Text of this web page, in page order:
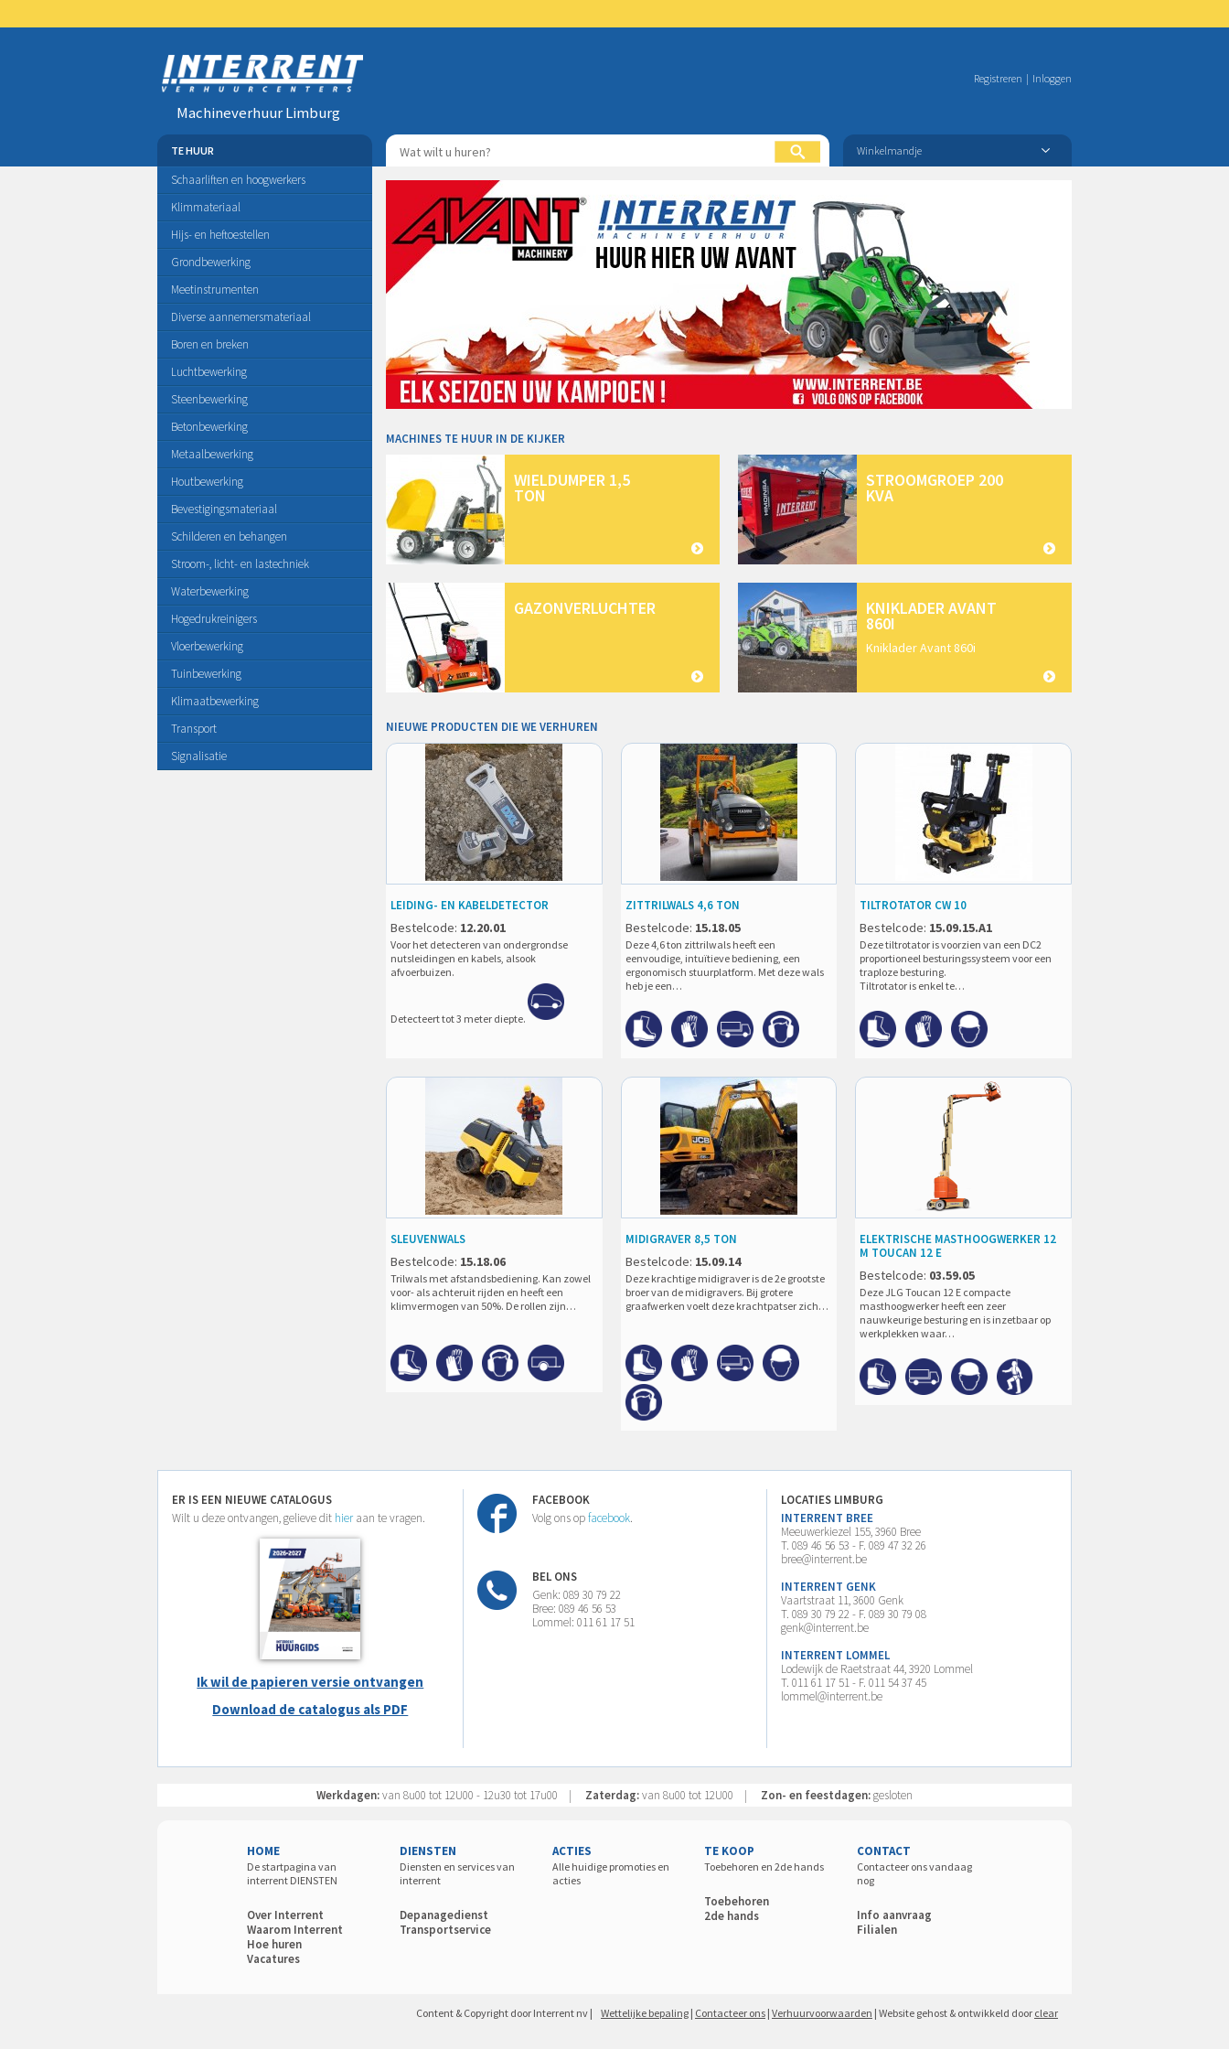
Machineverhuur Limburg
Registreren | Inloggen
TE HUUR Winkelmandje
Schaarliften en hoogwerkers
Klimmateriaal
Hijs- en heftoestellen
Grondbewerking
Meetinstrumenten
Diverse aannemersmateriaal
Boren en breken
Luchtbewerking
Steenbewerking
Betonbewerking
Metaalbewerking
Houtbewerking
Bevestigingsmateriaal
Schilderen en behangen
Stroom-, licht- en lastechniek
Waterbewerking
Hogedrukreinigers
Vloerbewerking
Tuinbewerking
Klimaatbewerking
Transport
Signalisatie
MACHINES TE HUUR IN DE KIJKER
WIELDUMPER 1,5
TON
STROOMGROEP 200
KVA
GAZONVERLUCHTER KNIKLADER AVANT
860I
Kniklader Avant 860i
NIEUWE PRODUCTEN DIE WE VERHUREN
LEIDING- EN KABELDETECTOR
Bestelcode: 12.20.01
Voor het detecteren van ondergrondse
nutsleidingen en kabels, alsook
afvoerbuizen.
Detecteert tot 3 meter diepte.
ZITTRILWALS 4,6 TON
Bestelcode: 15.18.05
Deze 4,6 ton zittrilwals heeft een
eenvoudige, intuïtieve bediening, een
ergonomisch stuurplatform. Met deze wals
heb je een…
TILTROTATOR CW 10
Bestelcode: 15.09.15.A1
Deze tiltrotator is voorzien van een DC2
proportioneel besturingssysteem voor een
traploze besturing.
Tiltrotator is enkel te…
SLEUVENWALS
Bestelcode: 15.18.06
Trilwals met afstandsbediening. Kan zowel
voor- als achteruit rijden en heeft een
klimvermogen van 50%. De rollen zijn…
MIDIGRAVER 8,5 TON
Bestelcode: 15.09.14
Deze krachtige midigraver is de 2e grootste
broer van de midigravers. Bij grotere
graafwerken voelt deze krachtpatser zich…
ELEKTRISCHE MASTHOOGWERKER 12
M TOUCAN 12 E
Bestelcode: 03.59.05
Deze JLG Toucan 12 E compacte
masthoogwerker heeft een zeer
nauwkeurige besturing en is inzetbaar op
werkplekken waar…
ER IS EEN NIEUWE CATALOGUS
Wilt u deze ontvangen, gelieve dit hier aan te vragen.
Ik wil de papieren versie ontvangen
Download de catalogus als PDF
FACEBOOK
Volg ons opfacebook.
BEL ONS
Genk: 089 30 79 22
Bree: 089 46 56 53
Lommel: 011 61 17 51
LOCATIES LIMBURG
INTERRENT BREE
Meeuwerkiezel 155, 3960 Bree
T. 089 46 56 53 - F. 089 47 32 26
bree@interrent.be
INTERRENT GENK
Vaartstraat 11, 3600 Genk
T. 089 30 79 22 - F. 089 30 79 08
genk@interrent.be
INTERRENT LOMMEL
Lodewijk de Raetstraat 44, 3920 Lommel
T. 011 61 17 51 - F. 011 54 37 45
lommel@interrent.be
Werkdagen:van 8u00 tot 12U00 - 12u30 tot 17u00 | Zaterdag:van 8u00 tot 12U00 | Zon- en feestdagen:gesloten
HOME
De startpagina van
interrent DIENSTEN
Over Interrent
Waarom Interrent
Hoe huren
Vacatures
DIENSTEN
Diensten en services van
interrent
Depanagedienst
Transportservice
ACTIES
Alle huidige promoties en
acties
TE KOOP
Toebehoren en 2de hands
Toebehoren
2de hands
CONTACT
Contacteer ons vandaag
nog
Info aanvraag
Filialen
Content & Copyright door Interrent nv | Wettelijke bepaling | Contacteer ons | Verhuurvoorwaarden | Website gehost & ontwikkeld door clear